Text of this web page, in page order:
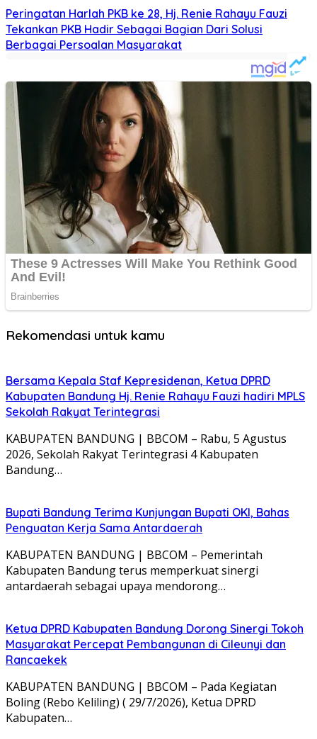
Peringatan Harlah PKB ke 28, Hj. Renie Rahayu Fauzi
Tekankan PKB Hadir Sebagai Bagian Dari Solusi
Berbagai Persoalan Masyarakat
Rekomendasi untuk kamu
Bersama Kepala Staf Kepresidenan, Ketua DPRD
Kabupaten Bandung Hj. Renie Rahayu Fauzi hadiri MPLS
Sekolah Rakyat Terintegrasi
KABUPATEN BANDUNG | BBCOM – Rabu, 5 Agustus
2026, Sekolah Rakyat Terintegrasi 4 Kabupaten
Bandung…
Bupati Bandung Terima Kunjungan Bupati OKI, Bahas
Penguatan Kerja Sama Antardaerah
KABUPATEN BANDUNG | BBCOM – Pemerintah
Kabupaten Bandung terus memperkuat sinergi
antardaerah sebagai upaya mendorong…
Ketua DPRD Kabupaten Bandung Dorong Sinergi Tokoh
Masyarakat Percepat Pembangunan di Cileunyi dan
Rancaekek
KABUPATEN BANDUNG | BBCOM – Pada Kegiatan
Boling (Rebo Keliling) ( 29/7/2026), Ketua DPRD
Kabupaten…